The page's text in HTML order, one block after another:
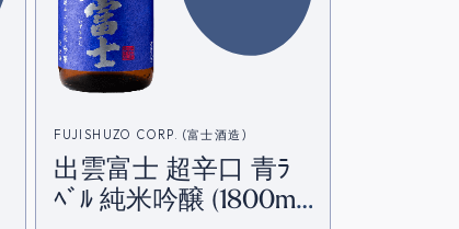
FUJISHUZO CORP. (富士酒造)
出雲富士 超辛口 青ﾗ
ﾍﾞﾙ 純米吟醸 (1800ml)